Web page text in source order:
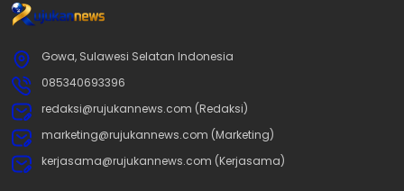
Gowa, Sulawesi Selatan Indonesia
085340693396
redaksi@rujukannews.com (Redaksi)
marketing@rujukannews.com (Marketing)
kerjasama@rujukannews.com (Kerjasama)